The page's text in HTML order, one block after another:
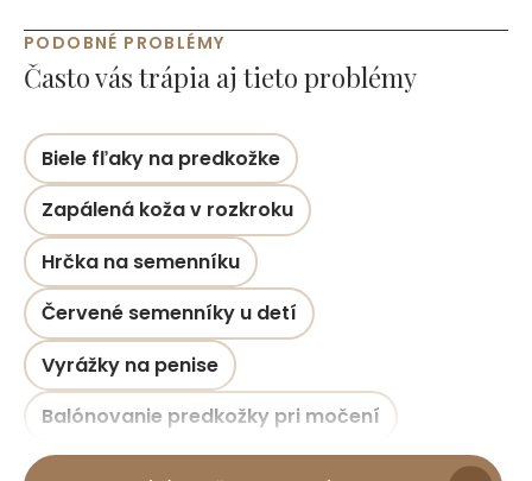
PODOBNÉ PROBLÉMY
Často vás trápia aj tieto problémy
Biele fľaky na predkožke
Zapálená koža v rozkroku
Hrčka na semenníku
Červené semenníky u detí
Vyrážky na penise
Balónovanie predkožky pri močení